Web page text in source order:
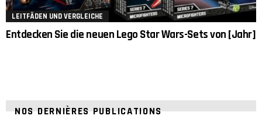
LEITFÄDEN UND VERGLEICHE
Entdecken Sie die neuen Lego Star Wars-Sets von [Jahr]
NOS DERNIÈRES PUBLICATIONS